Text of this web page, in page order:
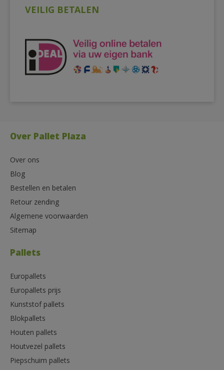
VEILIG BETALEN
Over Pallet Plaza
Over ons
Blog
Bestellen en betalen
Retour zending
Algemene voorwaarden
Sitemap
Pallets
Europallets
Europallets prijs
Kunststof pallets
Blokpallets
Houten pallets
Houtvezel pallets
Piepschuim pallets